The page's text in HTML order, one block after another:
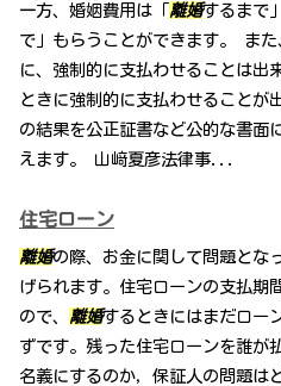
一方、婚姻費用は「 離婚するまで
で」もらうことができます。 ま
に、強制的に支払わせることは出
ときに強制的に支払わせることが
の結果を公正証書など公的な書面
えます。 山﨑夏彦法律事...
住宅ローン
離婚の際、お金に関して問題とな
げられます。住宅ローンの支払期
ので、 離婚するときにはまだロー
ずです。残った住宅ローンを誰が
名義にするのか，保証人の問題は